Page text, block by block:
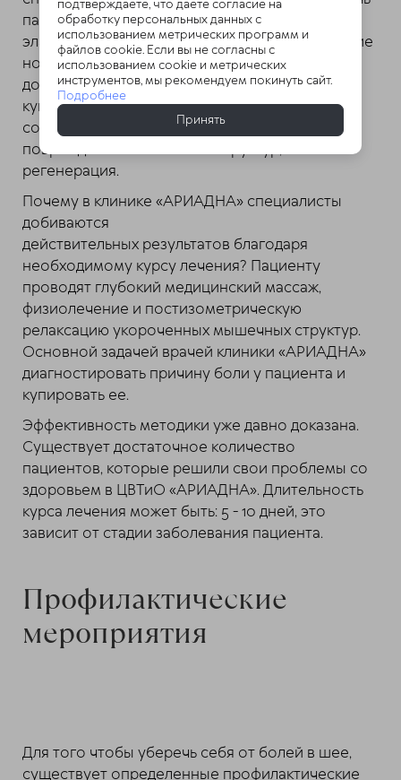
пациенту, проводится восстановление
эластичности мышечных волокон, возвращение
нормальной физиологической длины. При
достижении такого результата, у пациента
купируется болевой процесс. Помимо этого,
создается возможность восстановления
поврежденных мышечных структур, то есть
регенерация.
Почему в клинике «АРИАДНА» специалисты
добиваются
действительных результатов благодаря
необходимому курсу лечения? Пациенту
проводят глубокий медицинский массаж,
физиолечение и постизометрическую
релаксацию укороченных мышечных структур.
Основной задачей врачей клиники «АРИАДНА»
диагностировать причину боли у пациента и
купировать ее.
Эффективность методики уже давно доказана.
Существует достаточное количество
пациентов, которые решили свои проблемы со
здоровьем в ЦВТиО «АРИАДНА». Длительность
курса лечения может быть: 5 - 10 дней, это
зависит от стадии заболевания пациента.
Профилактические
мероприятия
Для того чтобы уберечь себя от болей в шее,
существует определенные профилактические
подтверждаете, что даете согласие на
обработку персональных данных с
использованием метрических программ и
файлов cookie. Если вы не согласны с
использованием cookie и метрических
инструментов, мы рекомендуем покинуть сайт.
Подробнее
Принять